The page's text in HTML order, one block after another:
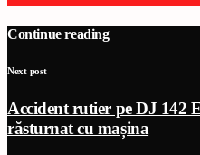
Continue reading
Next post
Accident rutier pe DJ 142
răsturnat cu mașina